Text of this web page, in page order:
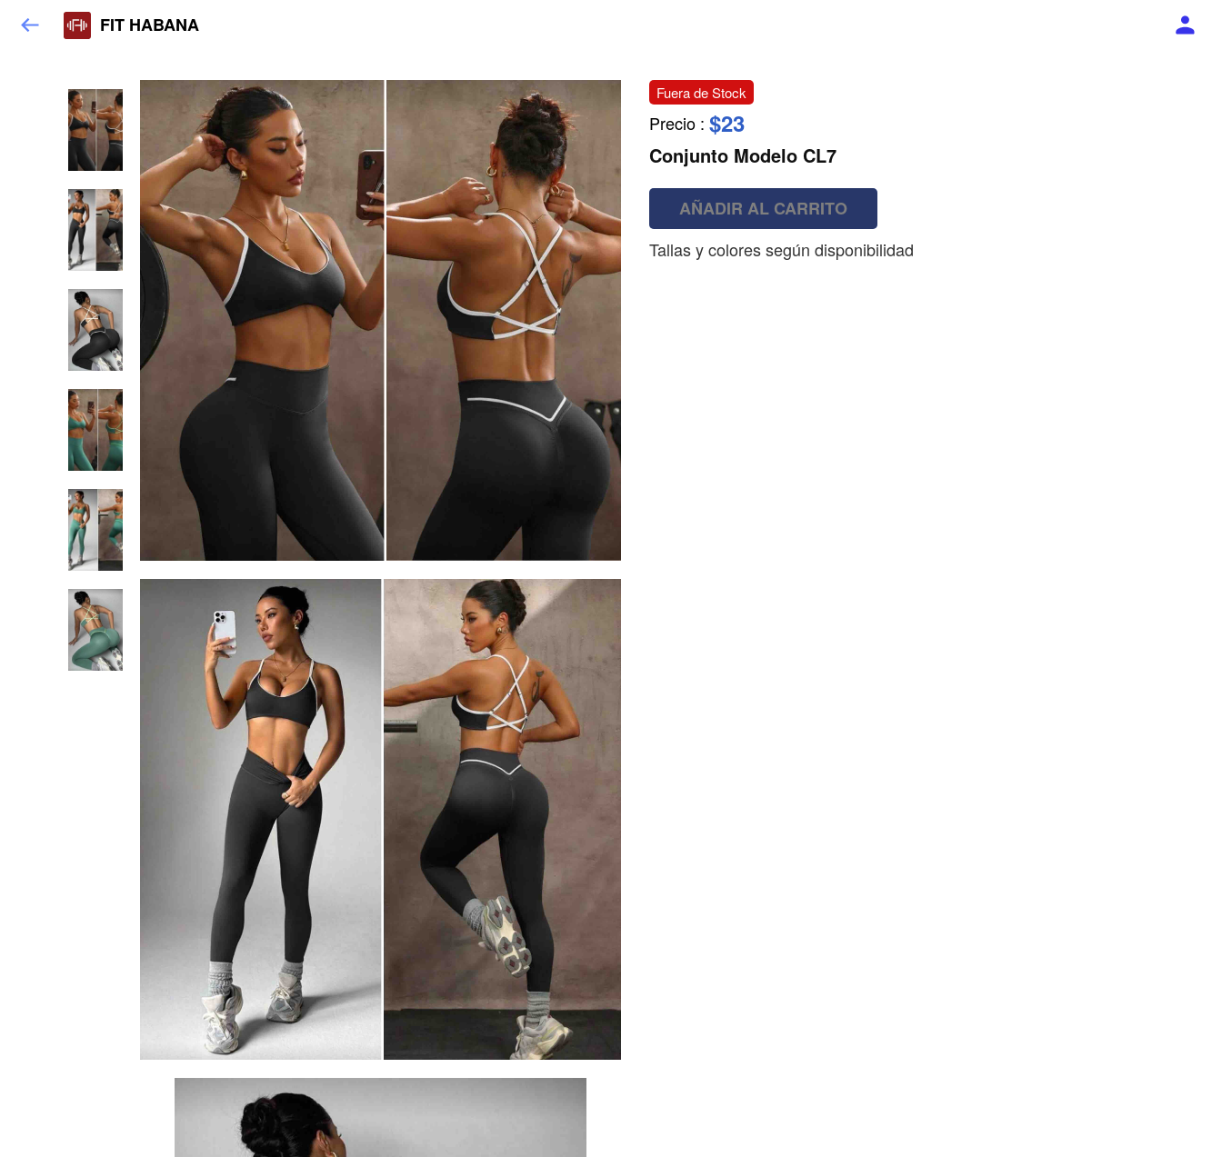
FIT HABANA
Fuera de Stock
Precio : $23
Conjunto Modelo CL7
AÑADIR AL CARRITO
Tallas y colores según disponibilidad